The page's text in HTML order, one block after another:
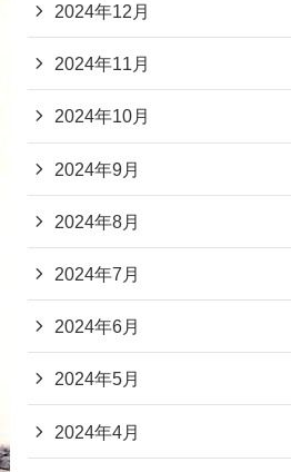
2024年12月
2024年11月
2024年10月
2024年9月
2024年8月
2024年7月
2024年6月
2024年5月
2024年4月